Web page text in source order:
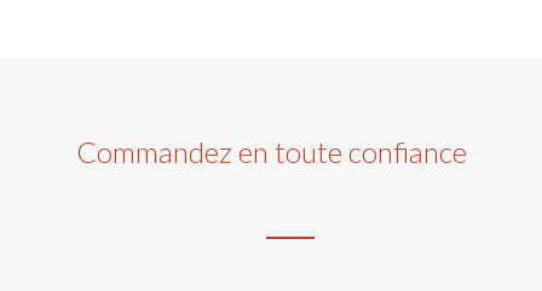
Commandez en toute confiance